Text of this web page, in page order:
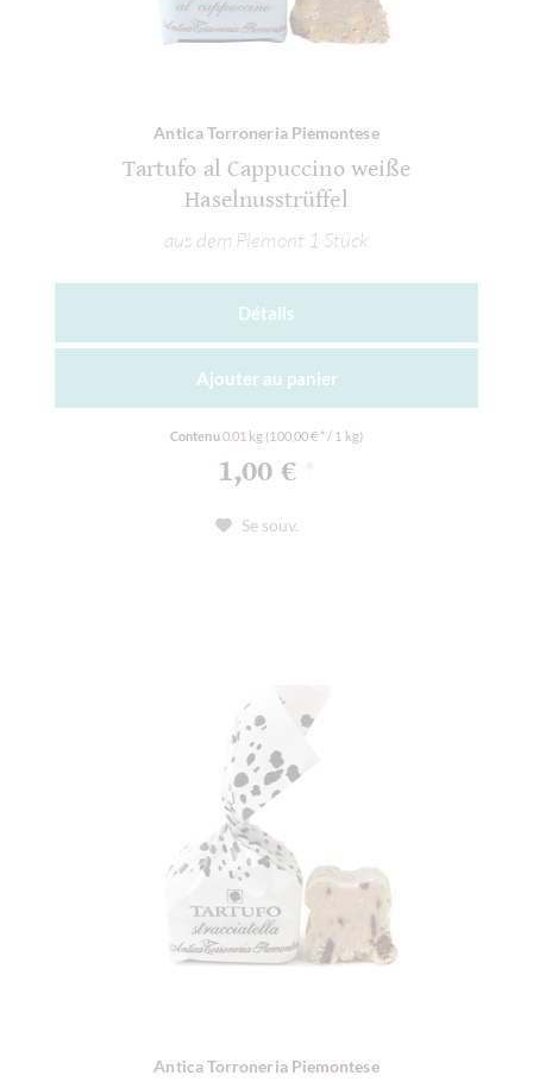
Antica Torroneria Piemontese
Tartufo al Cappuccino weiße
Haselnusstrüffel
aus dem Piemont 1 Stück
Détails
Ajouter au panier
Contenu0.01 kg (100,00 € * / 1 kg)
1,00 €
Se souv.
Antica Torroneria Piemontese